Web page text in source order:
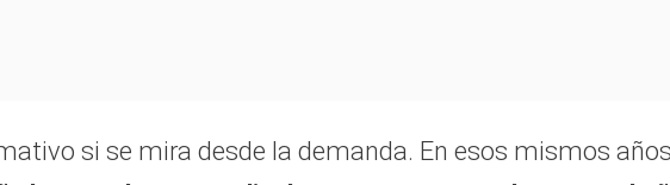
si se mira desde la demanda. En esos mismos